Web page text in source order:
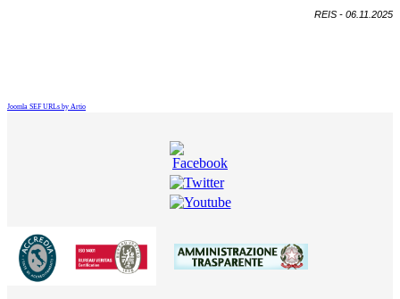
REIS - 06.11.2025
Joomla SEF URLs by Artio